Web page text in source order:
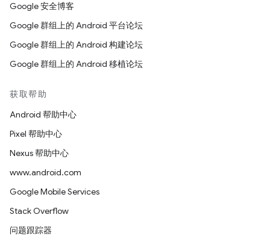
Google 安全博客
Google 群组上的 Android 平台论坛
Google 群组上的 Android 构建论坛
Google 群组上的 Android 移植论坛
获取帮助
Android 帮助中心
Pixel 帮助中心
Nexus 帮助中心
www.android.com
Google Mobile Services
Stack Overflow
问题跟踪器